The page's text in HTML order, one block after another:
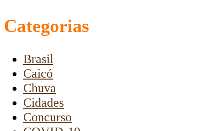
Categorias
Brasil
Caicó
Chuva
Cidades
Concurso